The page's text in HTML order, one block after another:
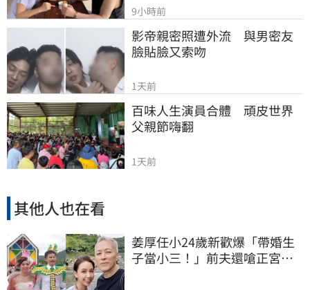
9小時前
影帝親密照遭外流　與男密友
臉貼臉又索吻
1天前
百味人生演員合體　頑皮世界
父親節嗨翻
1天前
其他人也在看
姜厚任小24歲新歡爆「帶婚生
子當小三！」前夫還嗆正宮